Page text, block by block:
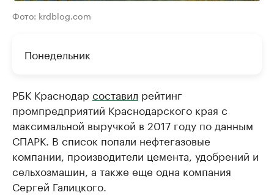
Фото: krdblog.com
Понедельник
РБК Краснодар составил рейтинг
промпредприятий Краснодарского края с
максимальной выручкой в 2017 году по данным
СПАРК. В список попали нефтегазовые
компании, производители цемента, удобрений и
сельхозмашин, а также еще одна компания
Сергей Галицкого.